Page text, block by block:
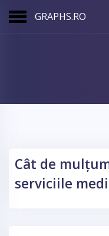
GRAPHS.RO
Cât de
serviciile